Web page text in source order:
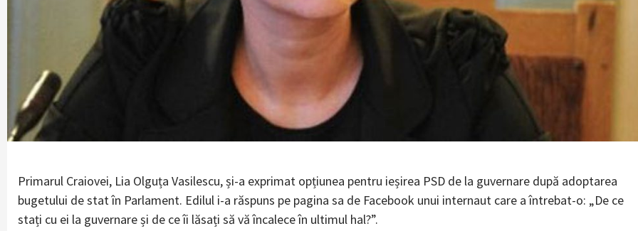
Primarul Craiovei, Lia Olguța Vasilescu, și-a exprimat opțiunea pentru ieșirea PSD de la guvernare după adoptarea
bugetului de stat în Parlament. Edilul i-a răspuns pe pagina sa de Facebook unui internaut care a întrebat-o: „De ce
stați cu ei la guvernare și de ce îi lăsați să vă încalece în ultimul hal?”.